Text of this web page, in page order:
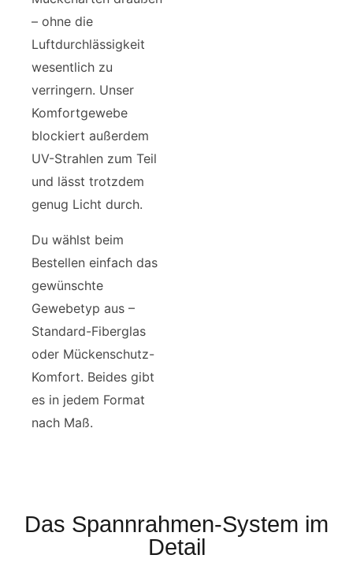
– ohne die
Luftdurchlässigkeit
wesentlich zu
verringern. Unser
Komfortgewebe
blockiert außerdem
UV-Strahlen zum Teil
und lässt trotzdem
genug Licht durch.
Du wählst beim
Bestellen einfach das
gewünschte
Gewebetyp aus –
Standard-Fiberglas
oder Mückenschutz-
Komfort. Beides gibt
es in jedem Format
nach Maß.
Das Spannrahmen-System im
Detail